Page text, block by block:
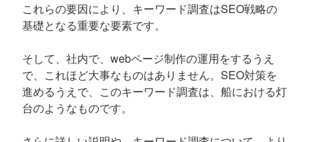
これらの要因により、キーワード調査はSEO戦略の
基礎となる重要な要素です。
そして、社内で、webページ制作の運用をするうえ
で、これほど大事なものはありません。SEO対策を
進めるうえで、このキーワード調査は、船における灯
台のようなものです。